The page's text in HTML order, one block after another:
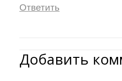
Ответить
Добавить